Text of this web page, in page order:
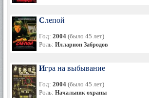
Слепой
Год: 2004 (было 45 лет)
Роль: Илларион Забродов
Игра на выбывание
Год: 2004 (было 45 лет)
Роль: Начальник охраны